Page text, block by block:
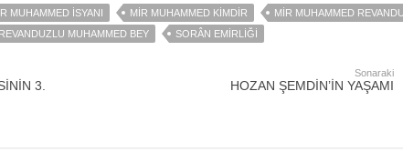
MUHAMMED İSYANI MİR MUHAMMED KİMDİR
MIR MUHAMMED
REVANDUZLU MUHAMMED BEY SORÂN EMİRLİĞİ
3.
Sonaraki
HOZAN ŞEMDİN’İN YAŞAMI